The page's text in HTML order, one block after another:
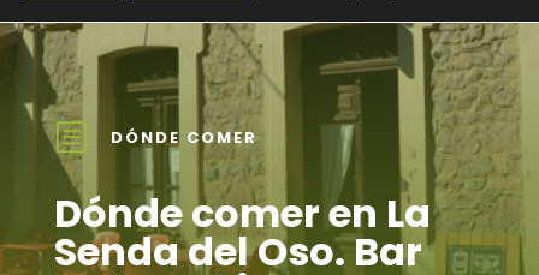
b DÓNDE COMER
Dónde comer en La
Senda del Oso. Bar